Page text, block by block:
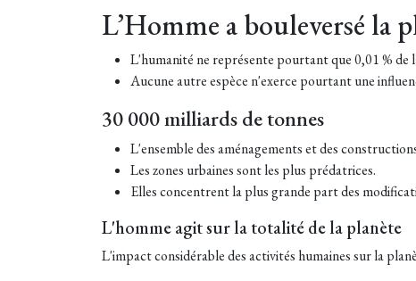
L’Homme a bouleversé la
L'humanité ne représente pourtant que 0,01 % de
Aucune autre espèce n'exerce pourtant une
30 000 milliards de tonnes
L'ensemble des aménagements et des
Les zones urbaines sont les plus prédatrices.
Elles concentrent la plus grande part des
L'homme agit sur la totalité de la planète
L'impact considérable des activités humaines sur la